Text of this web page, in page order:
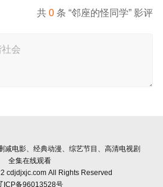
共0 条 “邻座的怪同学” 影评
减电影、经典动漫、综艺节目、高清电视剧
全集在线观看
cdjdjxjc.com All Rights Reserved
ICP备96013528号